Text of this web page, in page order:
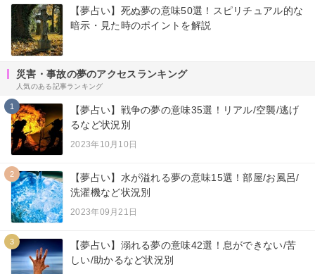
【夢占い】死ぬ夢の意味50選！スピリチュアル的な
暗示・見た時のポイントを解説
災害・事故の夢のアクセスランキング
人気のある記事ランキング
1
【夢占い】戦争の夢の意味35選！リアル/空襲/逃げ
るなど状況別
2023年10月10日
2
【夢占い】水が溢れる夢の意味15選！部屋/お風呂/
洗濯機など状況別
2023年09月21日
3
【夢占い】溺れる夢の意味42選！息ができない/苦
しい/助かるなど状況別